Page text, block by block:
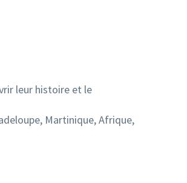
leur histoire et le
Martinique, Afrique,